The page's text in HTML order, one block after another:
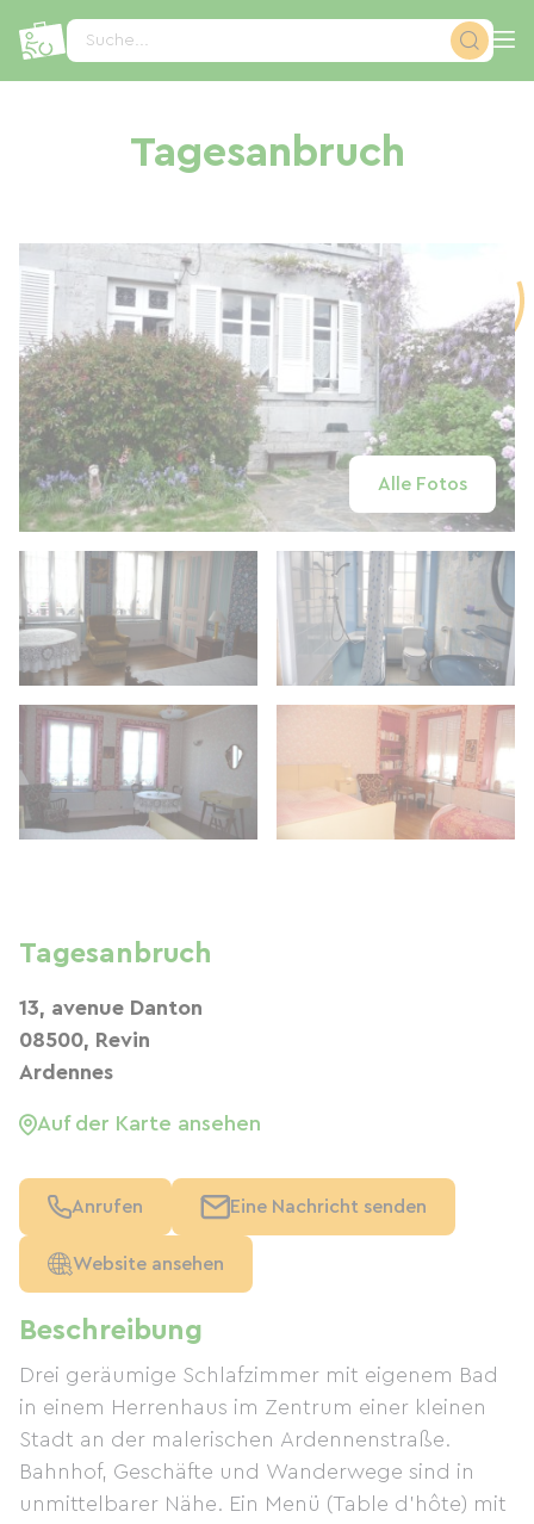
Suche...
Tagesanbruch
Alle Fotos
Beschreibung
Drei geräumige Schlafzimmer mit eigenem Bad
in einem Herrenhaus im Zentrum einer kleinen
Stadt an der malerischen Ardennenstraße.
Bahnhof, Geschäfte und Wanderwege sind in
unmittelbarer Nähe. Ein Menü (Table d'hôte) mit
Tagesanbruch
13, avenue Danton
08500, Revin
Ardennes
Auf der Karte ansehen
Anrufen Eine Nachricht senden
Website ansehen
Cookie-Einstellungen